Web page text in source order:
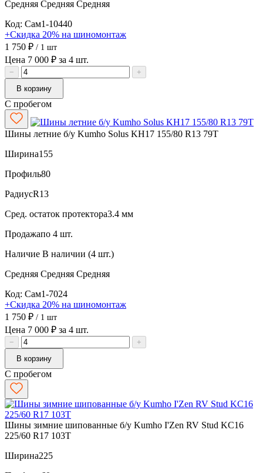
Средняя Средняя Средняя
Код: Сам1-10440
+Скидка 20% на шиномонтаж
1 750 ₽ / 1 шт
Цена 7 000 ₽ за 4 шт.
−
+
В корзину
С пробегом
Шины летние б/у Kumho Solus KH17 155/80 R13 79T
Ширина155
Профиль80
РадиусR13
Сред. остаток протектора3.4 мм
Продажапо 4 шт.
Наличие В наличии (4 шт.)
Средняя Средняя Средняя
Код: Сам1-7024
+Скидка 20% на шиномонтаж
1 750 ₽ / 1 шт
Цена 7 000 ₽ за 4 шт.
−
+
В корзину
С пробегом
Шины зимние шипованные б/у Kumho I'Zen RV Stud KC16
225/60 R17 103T
Ширина225